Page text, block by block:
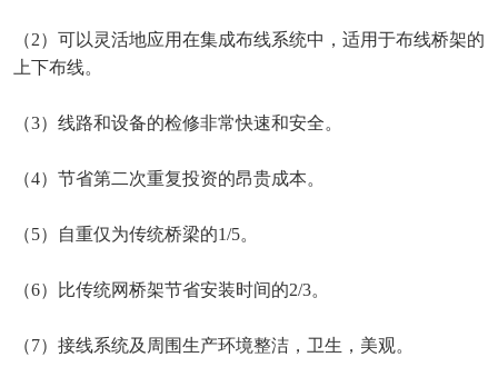
（2）可以灵活地应用在集成布线系统中，适用于布线桥架的
上下布线。
（3）线路和设备的检修非常快速和安全。
（4）节省第二次重复投资的昂贵成本。
（5）自重仅为传统桥梁的1/5。
（6）比传统网桥架节省安装时间的2/3。
（7）接线系统及周围生产环境整洁，卫生，美观。